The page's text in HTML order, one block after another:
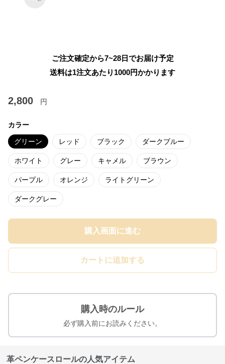
ご注文確定から7~28日でお届け予定
送料は1注文あたり 1000円かかります
2,800 円
カラー
グリーン レッド ブラック ダークブルー
ホワイト グレー キャメル ブラウン
パープル オレンジ ライトグリーン
ダークグレー
購入画面に進む
カートに追加する
購入時のルール
必ず購入前にお読みください。
革ペンケースロールの人気アイテム